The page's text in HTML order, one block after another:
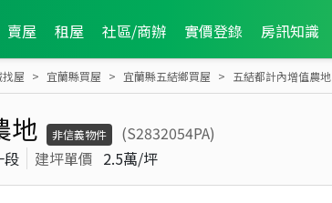
賣屋 租屋 社區/商辦 實價登錄 房訊知識
屋 宜蘭縣買屋 宜蘭縣五結鄉買屋 五結都計內增值農地
地 非信義物件
(S2832054PA)
段 建坪單價 2.5萬/坪